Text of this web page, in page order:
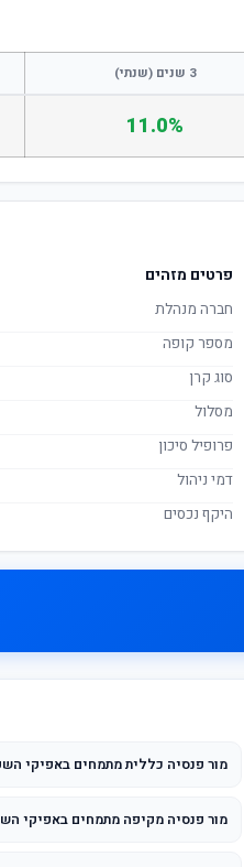
3 שנים (שנתי)
11.0%
פרטים מזהים
חברה מנהלת
מספר קופה
סוג קרן
מסלול
פרופיל סיכון
דמי ניהול
היקף נכסים
מור פנסיה כללית מתמחים באפיקי
מור פנסיה מקיפה מתמחים באפיקי